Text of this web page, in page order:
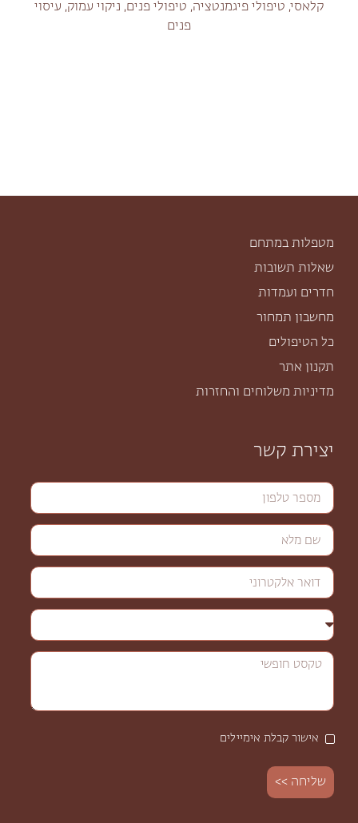
קלאסי, טיפולי פיגמנטציה, טיפולי פנים, ניקוי עמוק, עיסוי
פנים
מטפלות במתחם
שאלות תשובות
חדרים ועמדות
מחשבון תמחור
כל הטיפולים
תקנון אתר
מדיניות משלוחים והחזרות
יצירת קשר
אישור קבלת אימיילים
שליחה >>